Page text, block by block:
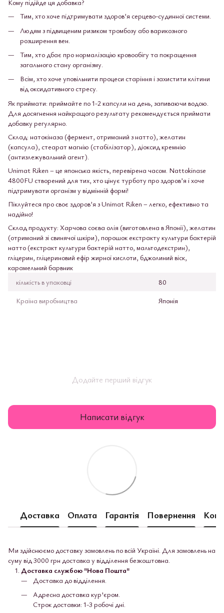
Кому підійде ця добавка?
Тим, хто хоче підтримувати здоров’я серцево-судинної системи.
Людям з підвищеним ризиком тромбозу або варикозного
розширення вен.
Тим, хто дбає про нормалізацію кровообігу та покращення
загального стану організму.
Всім, хто хоче уповільнити процеси старіння і захистити клітини
від оксидативного стресу.
Як приймати: приймайте по 1-2 капсули на день, запиваючи водою.
Для досягнення найкращого результату рекомендується приймати
добавку регулярно.
Склад: натокіназа (фермент, отриманий з натто), желатин
(капсула), стеарат магнію (стабілізатор), діоксид кремнію
(антизлежувальний агент).
Unimat Riken – це японська якість, перевірена часом. Nattokinase
4800FU створений для тих, хто цінує турботу про здоров’я і хоче
підтримувати організм у відмінній формі!
Піклуйтеся про своє здоров’я з Unimat Riken – легко, ефективно та
надійно!
Склад продукту: Харчова соєва олія (виготовлена в Японії), желатин
(отриманий зі свинячої шкіри), порошок екстракту культури бактерій
натто (екстракт культури бактерій натто, мальтодекстрин),
гліцерин, гліцериновий ефір жирної кислоти, бджолиний віск,
карамельний барвник
кількість в упаковці
80
Країна виробництва
Японія
Додайте перший відгук
Написати відгук
Доставка Оплата Гарантія Повернення
Ми здійснюємо доставку замовлень по всій Україні. Для замовлень на
суму від 3000 грн доставка у відділення безкоштовна.
Доставка службою "Нова Пошта"
Доставка до відділення.
Адресна доставка кур'єром.
Строк доставки: 1-3 робочі дні.